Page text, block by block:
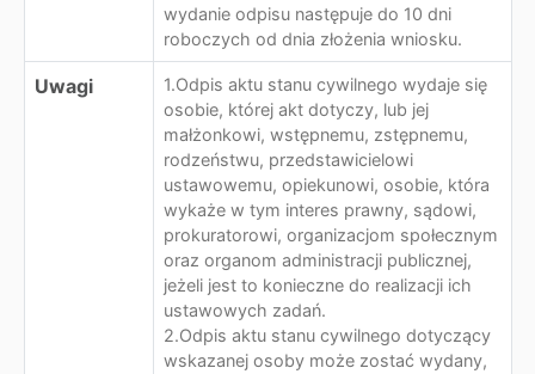
wydanie odpisu następuje do 10 dni
roboczych od dnia złożenia wniosku.
Uwagi
1.Odpis aktu stanu cywilnego wydaje się
osobie, której akt dotyczy, lub jej
małżonkowi, wstępnemu, zstępnemu,
rodzeństwu, przedstawicielowi
ustawowemu, opiekunowi, osobie, która
wykaże w tym interes prawny, sądowi,
prokuratorowi, organizacjom społecznym
oraz organom administracji publicznej,
jeżeli jest to konieczne do realizacji ich
ustawowych zadań.
2.Odpis aktu stanu cywilnego dotyczący
wskazanej osoby może zostać wydany,